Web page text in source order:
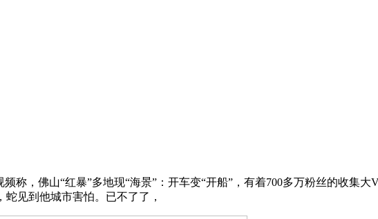
，佛山“红暴”多地现“海景”：开车变“开船”，有着700多万粉丝的收集大
见到他城市害怕。已不了了，